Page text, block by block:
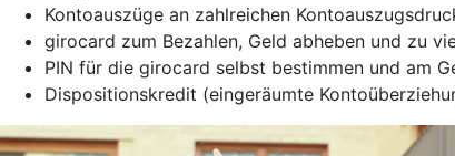
Kontoauszüge an zahlreichen
girocard zum Bezahlen, Geld abheben und zu
PIN für die girocard selbst bestimmen und am
Dispositionskredit (eingeräumte